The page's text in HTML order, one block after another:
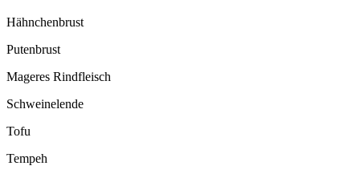
Hähnchenbrust
Putenbrust
Mageres Rindfleisch
Schweinelende
Tofu
Tempeh